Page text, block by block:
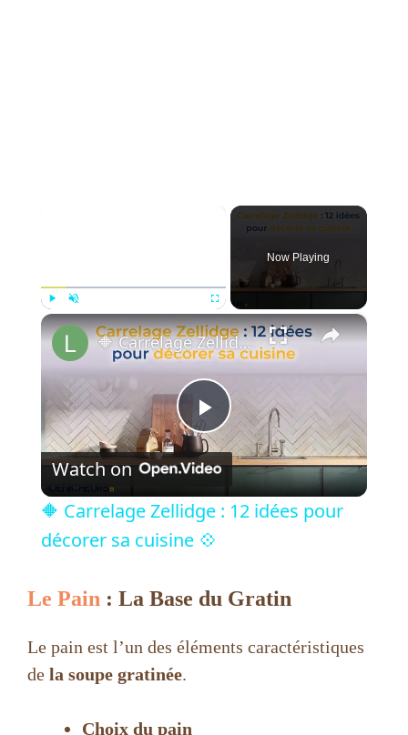
Play Unmute Fullscreen
Now Playing
×
P
a
y
V
🔶 Carrelage Zellidge : 12 idées pour décorer sa cuisine 💠
Watch on
🔶 Carrelage Zellidge : 12 idées pour
décorer sa cuisine 💠
Le Pain : La Base du Gratin
Le pain est l’un des éléments caractéristiques
de la soupe gratinée.
Choix du pain